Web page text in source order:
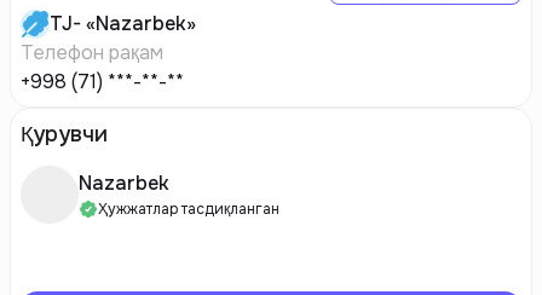
TJ-«Nazarbek»
Телефон рақам
+998 (71) ***-**-**
Қурувчи
Nazarbek
Ҳужжатлар тасдиқланган